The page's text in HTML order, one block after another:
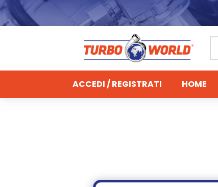
ACCEDI / REGISTRATI HOME